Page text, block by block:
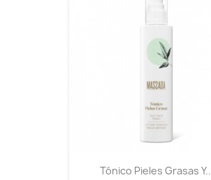
Tónico Pieles Grasas